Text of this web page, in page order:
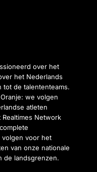
over het
het Nederlands
de talententeams.
we volgen
atleten
Network
voor het
van onze nationale
de landsgrenzen.